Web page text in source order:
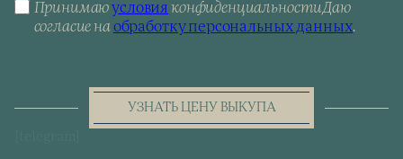
Принимаюусловия конфиденциальностиДаю
согласие наобработку персональных данных.
УЗНАТЬ ЦЕНУ ВЫКУПА